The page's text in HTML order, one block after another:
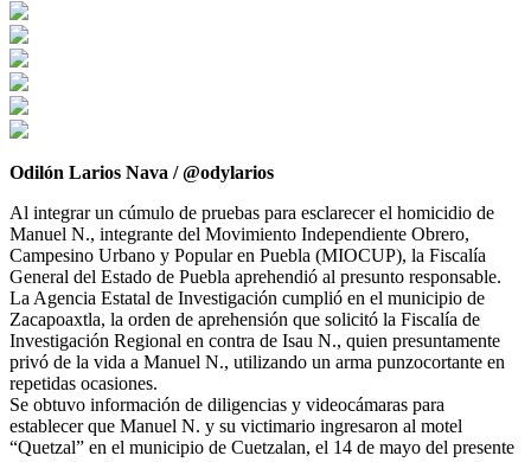
Odilón Larios Nava / @odylarios
Al integrar un cúmulo de pruebas para esclarecer el homicidio de
Manuel N., integrante del Movimiento Independiente Obrero,
Campesino Urbano y Popular en Puebla (MIOCUP), la Fiscalía
General del Estado de Puebla aprehendió al presunto responsable.
La Agencia Estatal de Investigación cumplió en el municipio de
Zacapoaxtla, la orden de aprehensión que solicitó la Fiscalía de
Investigación Regional en contra de Isau N., quien presuntamente
privó de la vida a Manuel N., utilizando un arma punzocortante en
repetidas ocasiones.
Se obtuvo información de diligencias y videocámaras para
establecer que Manuel N. y su victimario ingresaron al motel
“Quetzal” en el municipio de Cuetzalan, el 14 de mayo del presente